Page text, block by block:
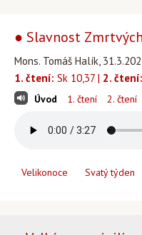
● Slavnost
Mons. Tomáš Halík,
1. čtení: Sk 10,37 | 2. čtení:
Úvod 1. čtení 2. čtení
Velikonoce Svatý týden